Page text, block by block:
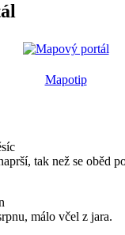
Mapotip
tak než se oběd
málo včel z jara.